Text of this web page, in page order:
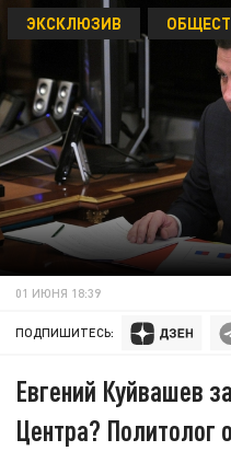
ЭКСКЛЮЗИВ
01 ИЮНЯ 18:39
ПОДПИШИТЕСЬ:
Евгений Куйвашев
Центра? Политолог